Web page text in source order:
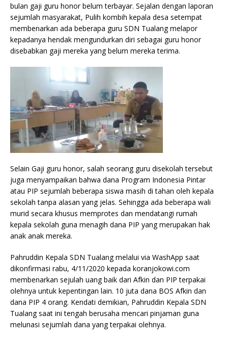
bulan gaji guru honor belum terbayar. Sejalan dengan laporan
sejumlah masyarakat, Pulih kombih kepala desa setempat
membenarkan ada beberapa guru SDN Tualang melapor
kepadanya hendak mengundurkan diri sebagai guru honor
disebabkan gaji mereka yang belum mereka terima.
Selain Gaji guru honor, salah seorang guru disekolah tersebut
juga menyampaikan bahwa dana Program Indonesia Pintar
atau PIP sejumlah beberapa siswa masih di tahan oleh kepala
sekolah tanpa alasan yang jelas. Sehingga ada beberapa wali
murid secara khusus memprotes dan mendatangi rumah
kepala sekolah guna menagih dana PIP yang merupakan hak
anak anak mereka.
Pahruddin Kepala SDN Tualang melalui via WashApp saat
dikonfirmasi rabu, 4/11/2020 kepada koranjokowi.com
membenarkan sejulah uang baik dari Afkin dan PIP terpakai
olehnya untuk kepentingan lain. 10 juta dana BOS Afkin dan
dana PIP 4 orang. Kendati demikian, Pahruddin Kepala SDN
Tualang saat ini tengah berusaha mencari pinjaman guna
melunasi sejumlah dana yang terpakai olehnya.